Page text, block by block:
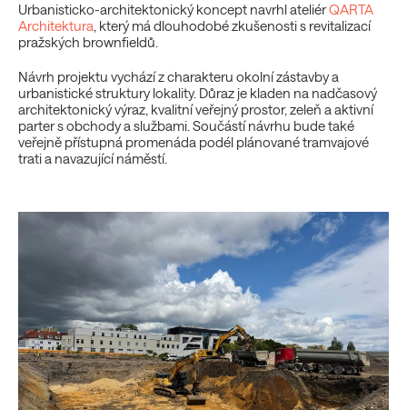
Urbanisticko-architektonický koncept navrhl ateliérQARTA
Architektura , který má dlouhodobé zkušenosti s revitalizací
pražských brownfieldů.
Návrh projektu vychází z charakteru okolní zástavby a
urbanistické struktury lokality. Důraz je kladen na nadčasový
architektonický výraz, kvalitní veřejný prostor, zeleň a aktivní
parter s obchody a službami. Součástí návrhu bude také
veřejně přístupná promenáda podél plánované tramvajové
trati a navazující náměstí.